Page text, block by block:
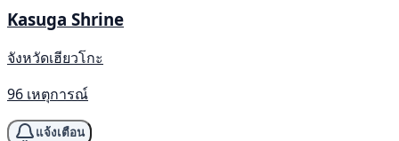
Kasuga Shrine
จังหวัดเฮียวโกะ
96 เหตุการณ์
แจ้งเตือน